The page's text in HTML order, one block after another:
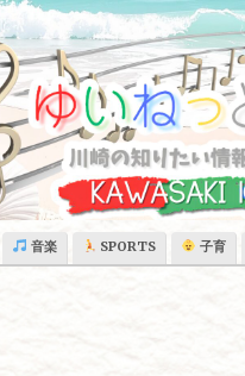
音楽 SPORTS 子育